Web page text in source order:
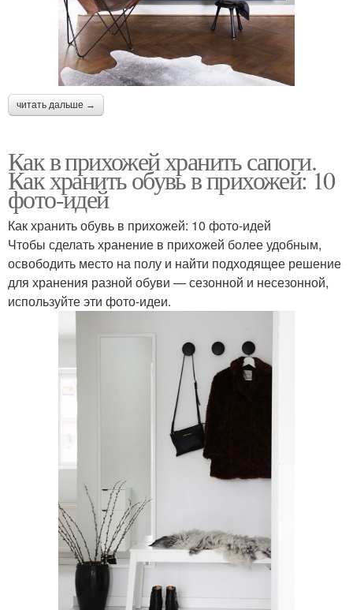
читать дальше →
Как в прихожей хранить сапоги.
Как хранить обувь в прихожей: 10
фото-идей
Как хранить обувь в прихожей: 10 фото-идей
Чтобы сделать хранение в прихожей более удобным,
освободить место на полу и найти подходящее решение
для хранения разной обуви — сезонной и несезонной,
используйте эти фото-идеи.